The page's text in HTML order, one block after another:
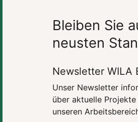
Bleiben Sie
neusten
Newsletter WILA
Unser Newsletter
über aktuelle
unseren